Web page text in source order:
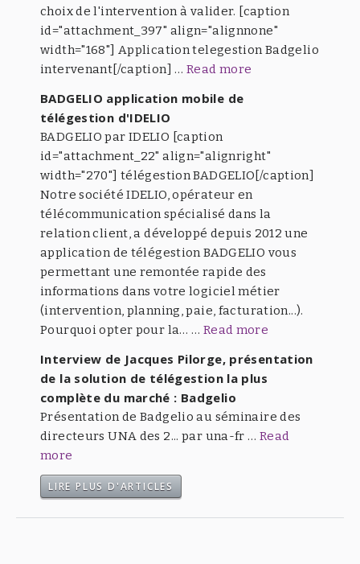
choix de l'intervention à valider. [caption
id="attachment_397" align="alignnone"
width="168"] Application telegestion Badgelio
intervenant[/caption] … Read more
BADGELIO application mobile de
télégestion d'IDELIO
BADGELIO par IDELIO [caption
id="attachment_22" align="alignright"
width="270"] télégestion BADGELIO[/caption]
Notre société IDELIO, opérateur en
télécommunication spécialisé dans la
relation client, a développé depuis 2012 une
application de télégestion BADGELIO vous
permettant une remontée rapide des
informations dans votre logiciel métier
(intervention, planning, paie, facturation...).
Pourquoi opter pour la… … Read more
Interview de Jacques Pilorge, présentation
de la solution de télégestion la plus
complète du marché : Badgelio
Présentation de Badgelio au séminaire des
directeurs UNA des 2... par una-fr … Read
more
LIRE PLUS D'ARTICLES